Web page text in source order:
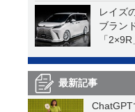
レイズ
ブラン
「
最新記事